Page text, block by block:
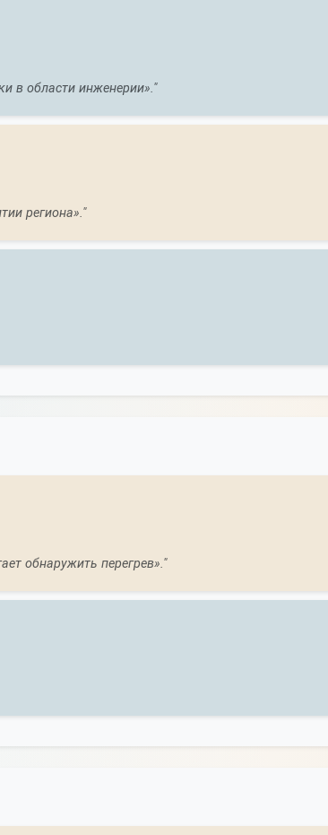
в области инженерии»."
региона»."
обнаружить перегрев»."